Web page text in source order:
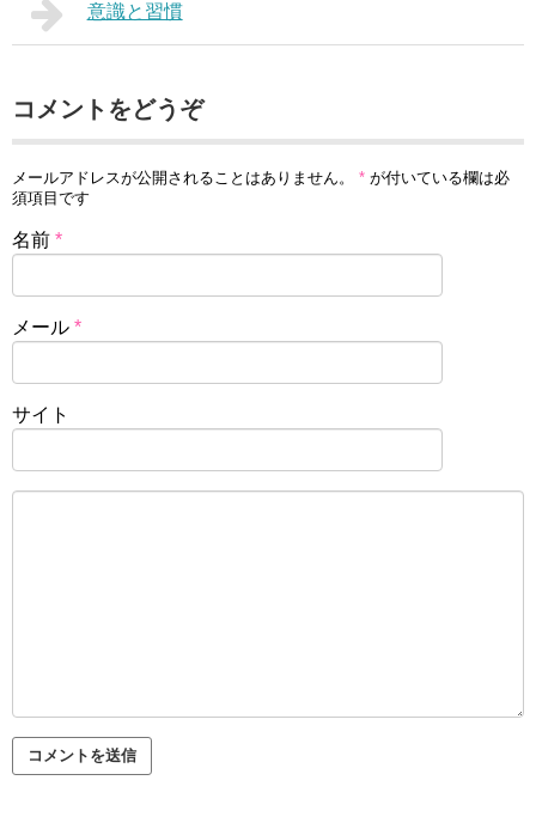
意識と習慣
コメントをどうぞ
メールアドレスが公開されることはありません。 * が付いている欄は必
須項目です
名前 *
メール *
サイト